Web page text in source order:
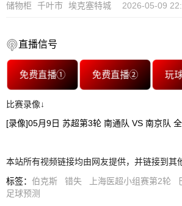
储物柜 千叶市 埃克塞特城 2026-05-09
直播信号
免费直播① 免费直播② 玩
比赛录像↓
[录像]05月9日 苏超第3轮 南通队 VS 南京队
本站所有视频链接均由网友提供，并链接到其
标签： 伯克斯 错失 上海医超小组赛第2轮
足球预测